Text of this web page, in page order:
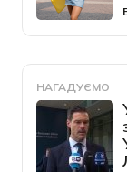
НАГАДУЄМО